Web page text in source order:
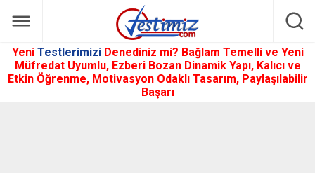
Yeni Testlerimizi Denediniz mi? Bağlam Temelli ve Yeni
Müfredat Uyumlu, Ezberi Bozan Dinamik Yapı, Kalıcı ve
Etkin Öğrenme, Motivasyon Odaklı Tasarım, Paylaşılabilir
Başarı